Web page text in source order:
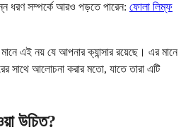
ধরণ সম্পর্কে আরও পড়তে পারেন: ফোলা লিম্ফ
এই নয় যে আপনার ক্যান্সার রয়েছে। এর মানে
সাথে আলোচনা করার মতো, যাতে তারা এটি
উচিত?